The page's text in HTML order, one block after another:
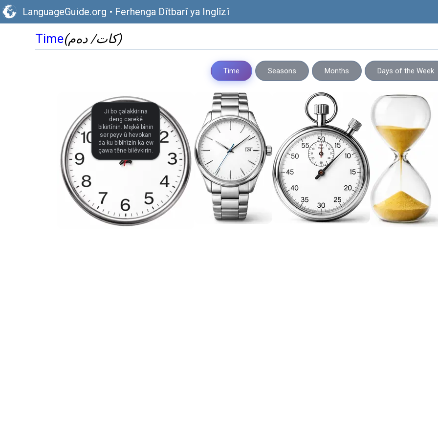
LanguageGuide.org • Ferhenga Dîtbarî ya Inglîzî
Time (کات/ دەم)
Time Seasons Months Days of the Week
Ji bo çalakkirina
deng carekê
bikirtînin. Mişkê bînin
ser peyv û hevokan
da ku bibihîzin ka ew
çawa têne bilêvkirin.